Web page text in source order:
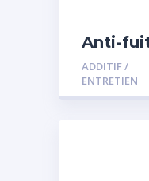
Anti-
pour
assistée
ADDITIF /
ENTRETIEN